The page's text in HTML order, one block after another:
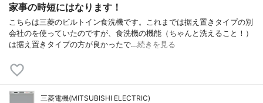
家事の時短にはなります！
こちらは三菱のビルトイン食洗機です。これまでは据え置きタイプの別
会社のを使っていたのですが、食洗機の機能（ちゃんと洗えること！）
は据え置きタイプの方が良かったで…続きを見る
三菱電機(MITSUBISHI ELECTRIC)